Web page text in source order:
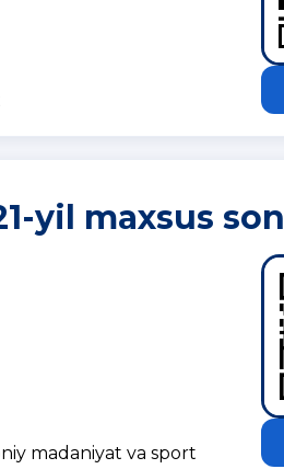
yil maxsus son
madaniyat va sport